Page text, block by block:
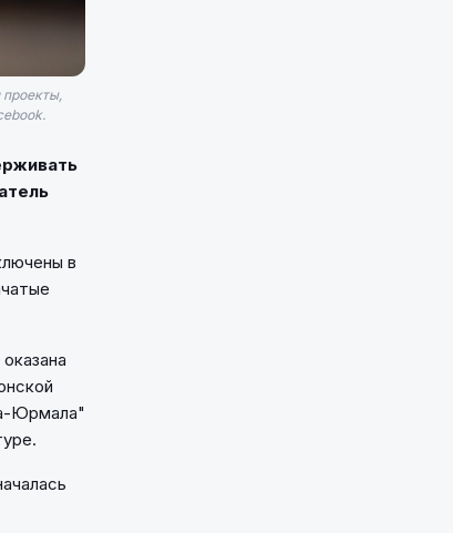
в
Юрмала"